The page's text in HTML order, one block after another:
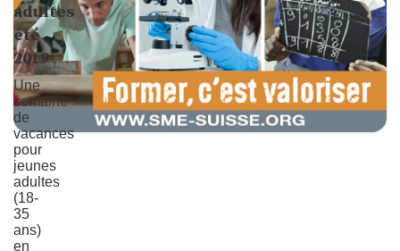
adultes
été
2019
Une
semaine
de
vacances
pour
jeunes
adultes
(18-
35
ans)
en